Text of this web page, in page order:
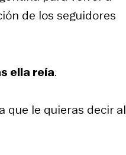
de los seguidores
ella reía.
que le quieras decir al